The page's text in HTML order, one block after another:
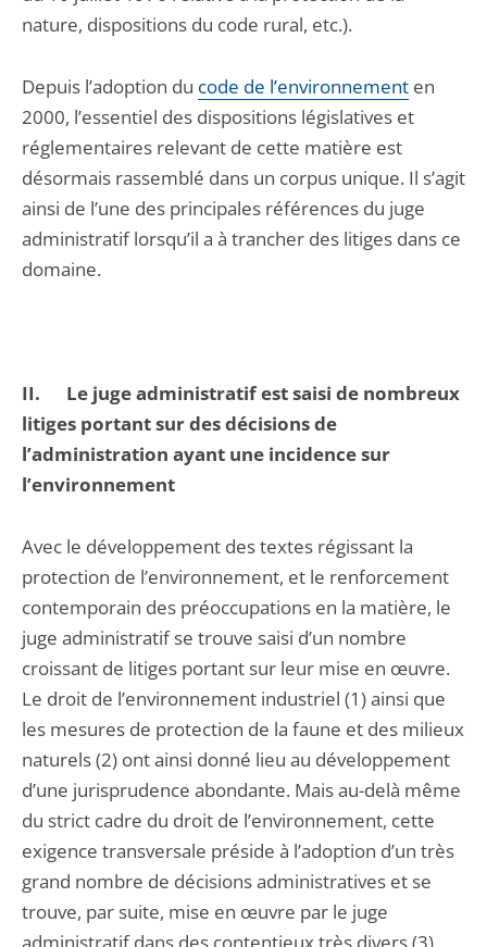
nature, dispositions du code rural, etc.).
Depuis l’adoption du code de l’environnement en
2000, l’essentiel des dispositions législatives et
réglementaires relevant de cette matière est
désormais rassemblé dans un corpus unique. Il s’agit
ainsi de l’une des principales références du juge
administratif lorsqu’il a à trancher des litiges dans ce
domaine.
II. Le juge administratif est saisi de nombreux
litiges portant sur des décisions de
l’administration ayant une incidence sur
l’environnement
Avec le développement des textes régissant la
protection de l’environnement, et le renforcement
contemporain des préoccupations en la matière, le
juge administratif se trouve saisi d’un nombre
croissant de litiges portant sur leur mise en œuvre.
Le droit de l’environnement industriel (1) ainsi que
les mesures de protection de la faune et des milieux
naturels (2) ont ainsi donné lieu au développement
d’une jurisprudence abondante. Mais au-delà même
du strict cadre du droit de l’environnement, cette
exigence transversale préside à l’adoption d’un très
grand nombre de décisions administratives et se
trouve, par suite, mise en œuvre par le juge